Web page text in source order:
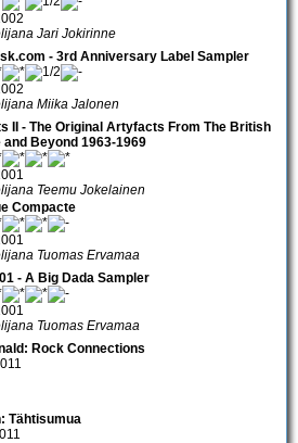
Jari Jokirinne
- 3rd Anniversary Label Sampler
Miika Jalonen
II - The Original Artyfacts From The British
and Beyond 1963-1969
Teemu Jokelainen
Compacte
Tuomas Ervamaa
- A Big Dada Sampler
Tuomas Ervamaa
Rock Connections
Tähtisumua